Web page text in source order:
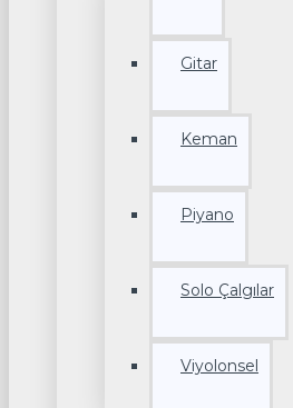
Gitar
Keman
Piyano
Solo Çalgılar
Viyolonsel